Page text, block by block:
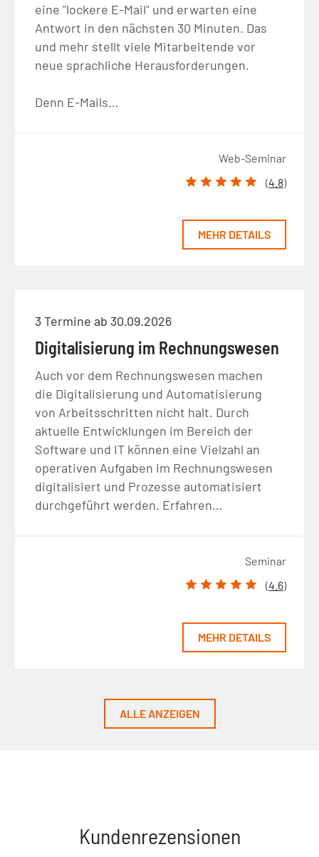
eine "lockere E-Mail" und erwarten eine
Antwort in den nächsten 30 Minuten. Das
und mehr stellt viele Mitarbeitende vor
neue sprachliche Herausforderungen.
Denn E-Mails…
Web-Seminar
(4.8)
MEHR DETAILS
3 Termine ab 30.09.2026
Digitalisierung im Rechnungswesen
Auch vor dem Rechnungswesen machen
die Digitalisierung und Automatisierung
von Arbeitsschritten nicht halt. Durch
aktuelle Entwicklungen im Bereich der
Software und IT können eine Vielzahl an
operativen Aufgaben im Rechnungswesen
digitalisiert und Prozesse automatisiert
durchgeführt werden. Erfahren…
Seminar
(4.6)
MEHR DETAILS
ALLE ANZEIGEN
Kundenrezensionen